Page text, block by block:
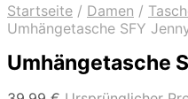
Startseite / Damen /
Umhängetasche SFY
Umhängetasche